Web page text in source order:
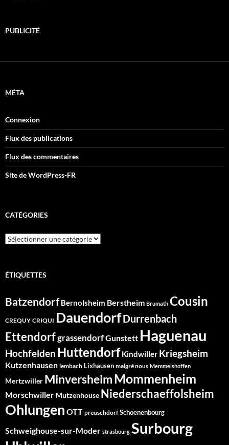
PUBLICITÉ
MÉTA
Connexion
Flux des publications
Flux des commentaires
Site de WordPress-FR
CATÉGORIES
Catégories
ÉTIQUETTES
Batzendorf Bernolsheim Berstheim Brumath Cousin
CREQUY CRIQUI DauendorfDurrenbach
EttendorfgrassendorfGunstett Haguenau
Hochfelden Huttendorf Kindwiller Kriegsheim
Kutzenhausen lembach Lixhausen malgré nous Memmelshoffen
Mertzwiller MinversheimMommenheim
Morschwiller Mutzenhouse Niederschaeffolsheim
Ohlungen OTT preuschdorf Schoenenbourg
Schweighouse-sur-Moder strasbourg Surbourg